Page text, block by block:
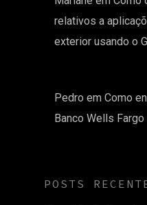
relativos a
exterior usando o
Pedro em Como
Banco Wells Fargo
POSTS